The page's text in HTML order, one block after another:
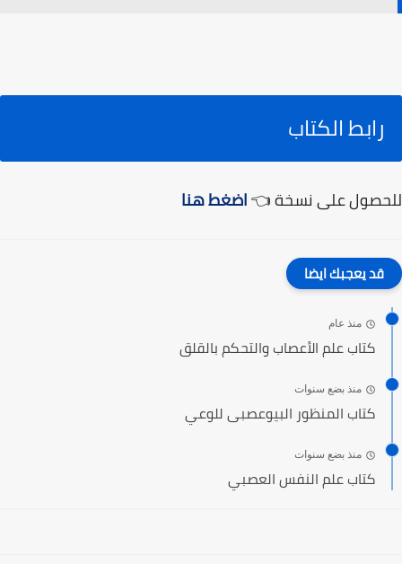
رابط الكتاب
للحصول على نسخة 👈اضغط هنا
قد يعجبك ايضا
منذ عام
كتاب علم الأعصاب والتحكم بالقلق
منذ بضع سنوات
كتاب المنظور البيوعصبى للوعي
منذ بضع سنوات
كتاب علم النفس العصبي